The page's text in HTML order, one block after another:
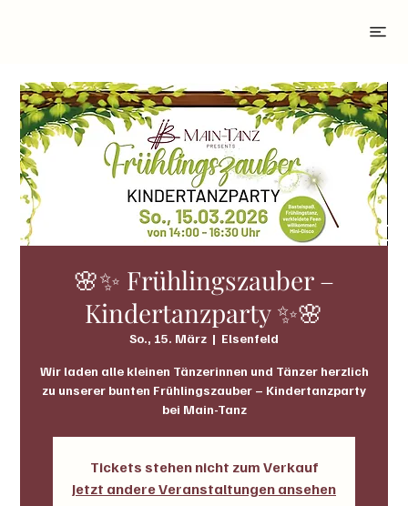
🌸✨ Frühlingszauber –
Kindertanzparty ✨🌸
So., 15. März
  |
Elsenfeld
Wir laden alle kleinen Tänzerinnen und Tänzer herzlich
zu unserer bunten Frühlingszauber – Kindertanzparty
bei Main-Tanz
Tickets stehen nicht zum Verkauf
Jetzt andere Veranstaltungen ansehen